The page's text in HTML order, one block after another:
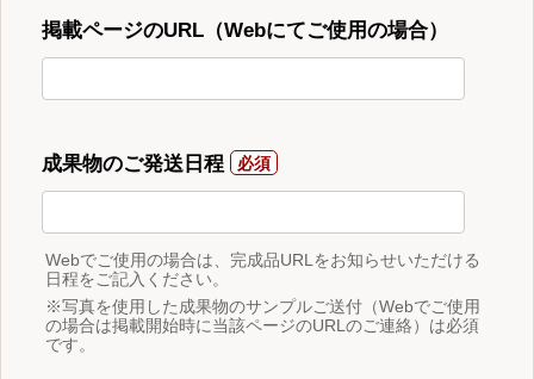
掲載ページのURL（Webにてご使用の場合）
成果物のご発送日程
Webでご使用の場合は、完成品URLをお知らせいただける
日程をご記入ください。
※写真を使用した成果物のサンプルご送付（Webでご使用
の場合は掲載開始時に当該ページのURLのご連絡）は必須
です。